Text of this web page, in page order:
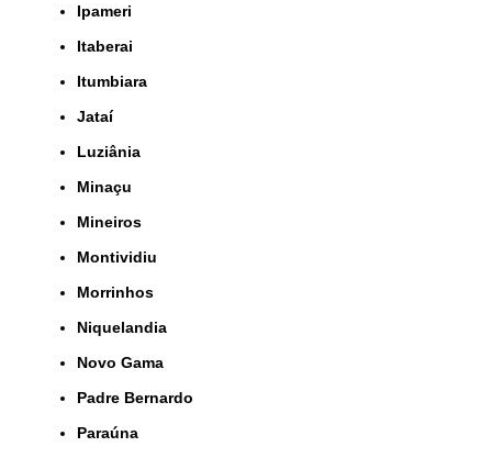
Ipameri
Itaberai
Itumbiara
Jataí
Luziânia
Minaçu
Mineiros
Montividiu
Morrinhos
Niquelandia
Novo Gama
Padre Bernardo
Paraúna